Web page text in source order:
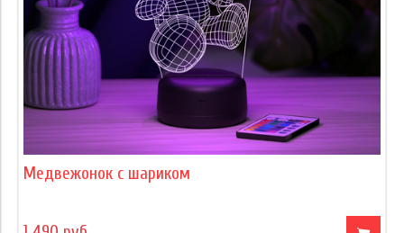
Медвежонок с шариком